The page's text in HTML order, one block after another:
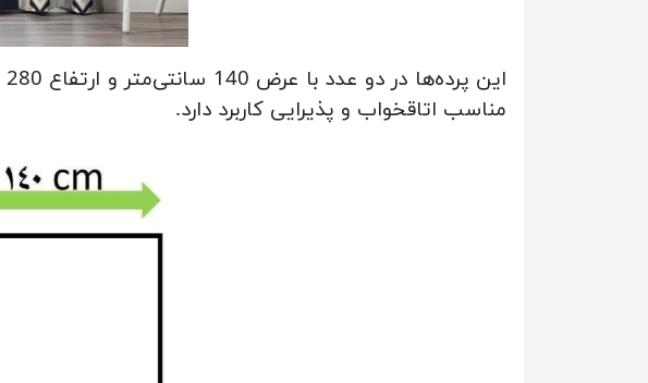
مناسب اتاقخواب و پذیرایی کاربرد دارد.